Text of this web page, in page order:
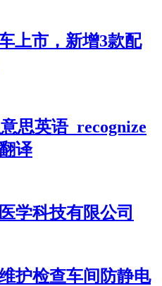
上市，新增3款配
思英语_recognize
译
学科技有限公司
护检查车间防静电